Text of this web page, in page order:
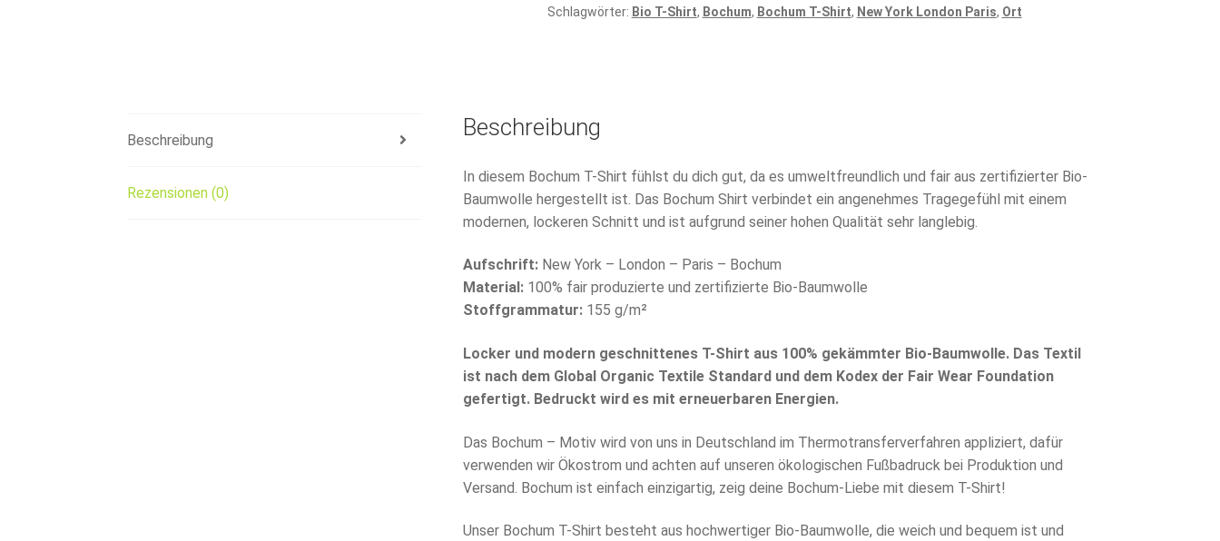
Schlagwörter: Bio T-Shirt, Bochum, Bochum T-Shirt, New York London Paris, Ort
Beschreibung
Rezensionen (0)
Beschreibung
In diesem Bochum T-Shirt fühlst du dich gut, da es umweltfreundlich und fair aus zertifizierter Bio-
Baumwolle hergestellt ist. Das Bochum Shirt verbindet ein angenehmes Tragegefühl mit einem
modernen, lockeren Schnitt und ist aufgrund seiner hohen Qualität sehr langlebig.
Aufschrift: New York – London – Paris – Bochum
Material: 100% fair produzierte und zertifizierte Bio-Baumwolle
Stoffgrammatur: 155 g/m²
Locker und modern geschnittenes T-Shirt aus 100% gekämmter Bio-Baumwolle. Das Textil
ist nach dem Global Organic Textile Standard und dem Kodex der Fair Wear Foundation
gefertigt. Bedruckt wird es mit erneuerbaren Energien.
Das Bochum – Motiv wird von uns in Deutschland im Thermotransferverfahren appliziert, dafür
verwenden wir Ökostrom und achten auf unseren ökologischen Fußbadruck bei Produktion und
Versand. Bochum ist einfach einzigartig, zeig deine Bochum-Liebe mit diesem T-Shirt!
Unser Bochum T-Shirt besteht aus hochwertiger Bio-Baumwolle, die weich und bequem ist und